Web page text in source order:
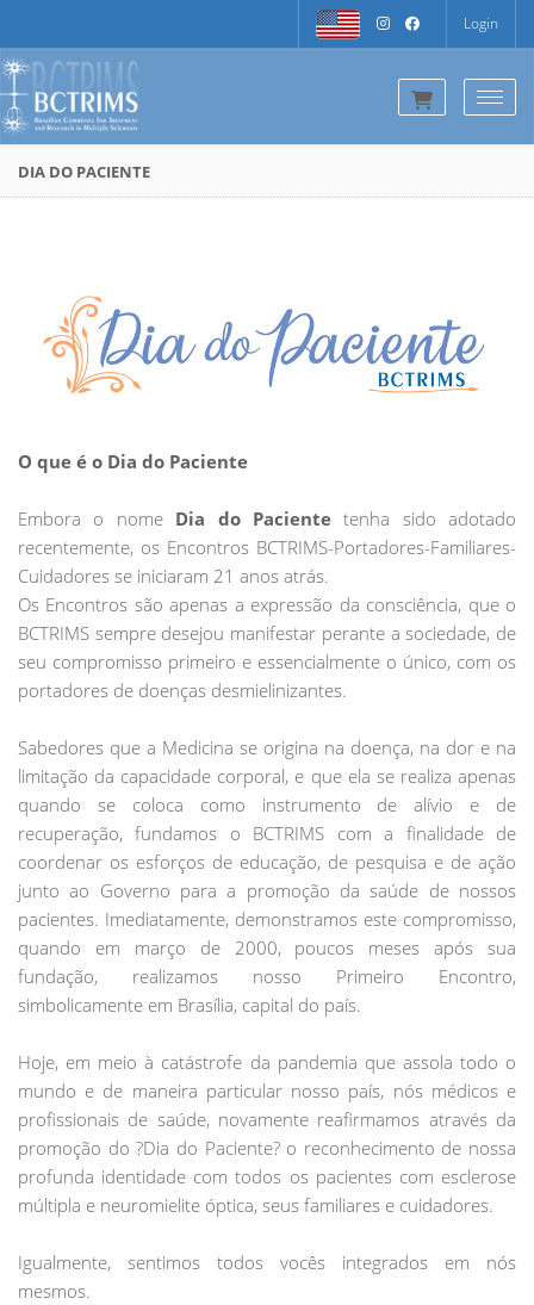
Login
DIA DO PACIENTE
O que é o Dia do Paciente
Embora o nome Dia do Pacientetenha sido adotado
recentemente, os Encontros BCTRIMS-Portadores-Familiares-
Cuidadores se iniciaram 21 anos atrás.
Os Encontros são apenas a expressão da consciência, que o
BCTRIMS sempre desejou manifestar perante a sociedade, de
seu compromisso primeiro e essencialmente o único, com os
portadores de doenças desmielinizantes.
Sabedores que a Medicina se origina na doença, na dor e na
limitação da capacidade corporal, e que ela se realiza apenas
quando se coloca como instrumento de alívio e de
recuperação, fundamos o BCTRIMS com a finalidade de
coordenar os esforços de educação, de pesquisa e de ação
junto ao Governo para a promoção da saúde de nossos
pacientes. Imediatamente, demonstramos este compromisso,
quando em março de 2000, poucos meses após sua
fundação, realizamos nosso Primeiro Encontro,
simbolicamente em Brasília, capital do país.
Hoje, em meio à catástrofe da pandemia que assola todo o
mundo e de maneira particular nosso país, nós médicos e
profissionais de saúde, novamente reafirmamos através da
promoção do ?Dia do Paciente? o reconhecimento de nossa
profunda identidade com todos os pacientes com esclerose
múltipla e neuromielite óptica, seus familiares e cuidadores.
Igualmente, sentimos todos vocês integrados em nós
mesmos.